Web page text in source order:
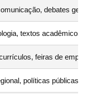
debates
textos acadêmicos
feiras de
políticas públicas